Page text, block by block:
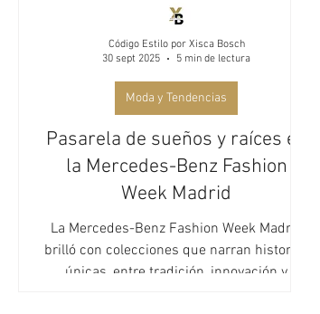
Pasarela de sueños y raíces en
la Mercedes-Benz Fashion
Week Madrid
La Mercedes-Benz Fashion Week Madrid
brilló con colecciones que narran historias
únicas, entre tradición, innovación y
Moda y Tendencias
Código Estilo por Xisca Bosch
30 sept 2025
5 min de lectura